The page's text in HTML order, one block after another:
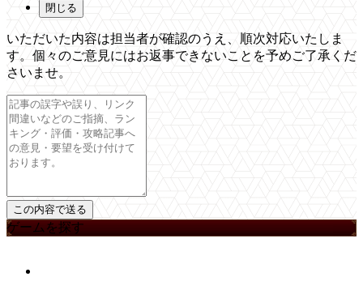
閉じる
いただいた内容は担当者が確認のうえ、順次対応いたしま
す。個々のご意見にはお返事できないことを予めご了承くだ
さいませ。
ゲームを探す